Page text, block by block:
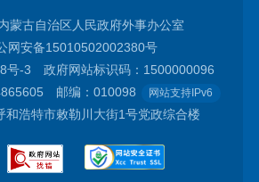
蒙古自治区人民政府外事办公室
网安备15010502002380号
号-3 政府网站标识码：1500000096
邮编：010098
网站支持IPv6
和浩特市敕勒川大街1号党政综合楼